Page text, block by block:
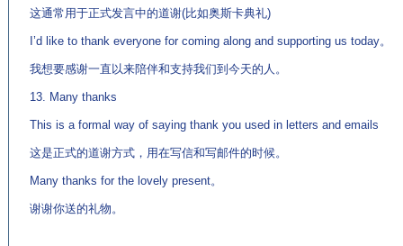
这通常用于正式发言中的道谢(比如奥斯卡典礼)
I’d like to thank everyone for coming along and supporting us today。
我想要感谢一直以来陪伴和支持我们到今天的人。
13. Many thanks
This is a formal way of saying thank you used in letters and emails
这是正式的道谢方式，用在写信和写邮件的时候。
Many thanks for the lovely present。
谢谢你送的礼物。